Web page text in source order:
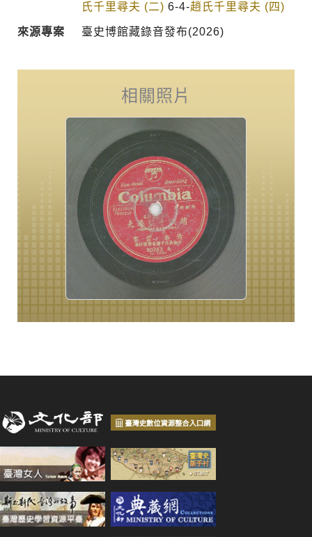
氏千里尋夫 (二) 6-4-趙氏千里尋夫 (四)
來源專案 臺史博館藏錄音發布(2026)
相關照片